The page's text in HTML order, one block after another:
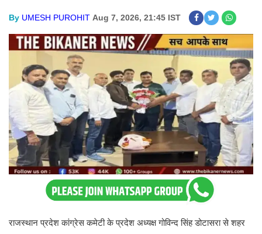
By UMESH PUROHIT Aug 7, 2026, 21:45 IST
राजस्थान प्रदेश कांग्रेस कमेटी के प्रदेश अध्यक्ष गोविन्द सिंह डोटासरा से शहर